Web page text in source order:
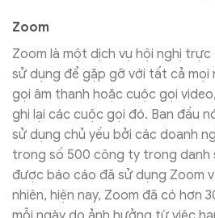
Zoom
Zoom là một dịch vụ hội nghị
sử dụng để gặp gỡ với tất cả
gọi âm thanh hoặc cuộc gọi
ghi lại các cuộc gọi đó. Ban đầu
sử dụng chủ yếu bởi các doanh
trong số 500 công ty trong danh
được báo cáo đã sử dụng Zoom
nhiên, hiện nay, Zoom đã có hơn